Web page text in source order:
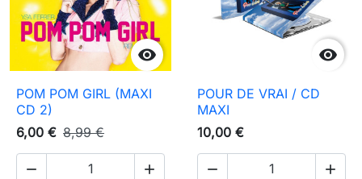

POM POM GIRL (MAXI
CD 2)
6,00 € 8,99 €
 

POUR DE VRAI / CD
MAXI
10,00 €
 